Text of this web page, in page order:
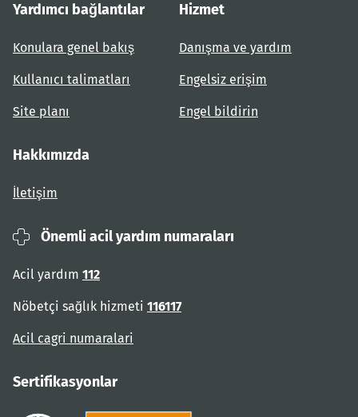
Yardımcı bağlantılar
Konulara genel bakış
Kullanıcı talimatları
Site planı
Hizmet
Danışma ve yardım
Engelsiz erişim
Engel bildirin
Hakkımızda
İletişim
Önemli acil yardım numaraları
Acil yardım 112
Nöbetçi sağlık hizmeti 116117
Acil cagri numaralari
Sertifikasyonlar